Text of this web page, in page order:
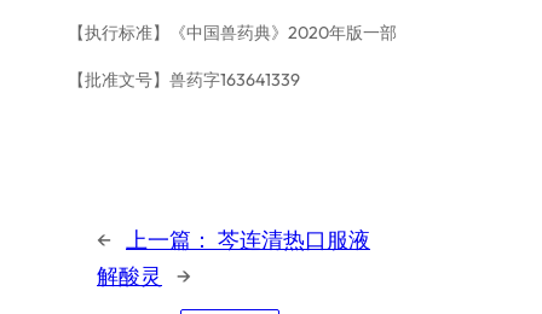
【执行标准】《中国兽药典》2020年版一部
【批准文号】兽药字163641339
← 上一篇： 芩连清热口服液
解酸灵
→